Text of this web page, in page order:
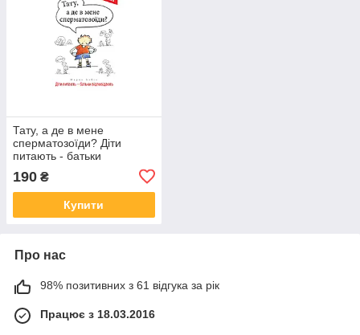
Тату, а де в мене
сперматозоїди? Діти
питають - батьки
відповідають. Марек Бабік
190 ₴
Купити
Про нас
98% позитивних з 61 відгука за рік
Працює з 18.03.2016